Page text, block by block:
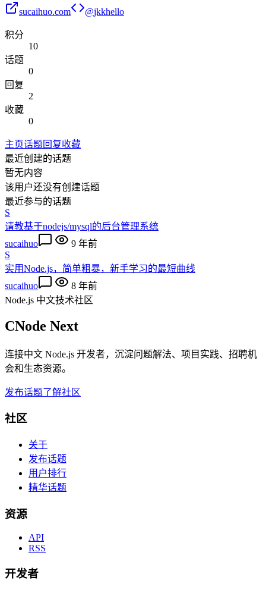
sucaihuo.com
@jkkhello
积分
10
话题
0
回复
2
收藏
0
主页话题回复收藏
最近创建的话题
暂无内容
该用户还没有创建话题
最近参与的话题
S
请教基于nodejs/mysql的后台管理系统
sucaihuo
9 年前
S
实用Node.js，简单粗暴，新手学习的最短曲线
sucaihuo
8 年前
Node.js 中文技术社区
CNode Next
连接中文 Node.js 开发者，沉淀问题解法、项目实践、招聘机
会和生态资源。
发布话题了解社区
社区
关于
发布话题
用户排行
精华话题
资源
API
RSS
开发者